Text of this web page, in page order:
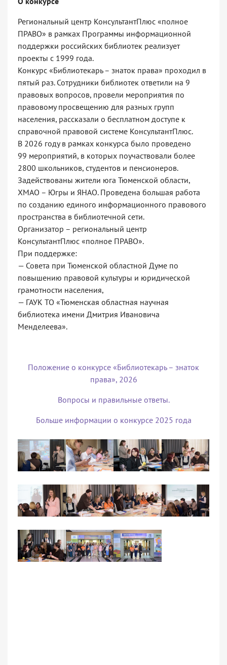
Региональный центр КонсультантПлюс «полное
ПРАВО» в рамках Программы информационной
поддержки российских библиотек реализует
проекты с 1999 года.
Конкурс «Библиотекарь – знаток права» проходил в
пятый раз. Сотрудники библиотек ответили на 9
правовых вопросов, провели мероприятия по
правовому просвещению для разных групп
населения, рассказали о бесплатном доступе к
справочной правовой системе КонсультантПлюс.
В 2026 году в рамках конкурса было проведено
99 мероприятий, в которых поучаствовали более
2800 школьников, студентов и пенсионеров.
Задействованы жители юга Тюменской области,
ХМАО – Югры и ЯНАО. Проведена большая работа
по созданию единого информационного правового
пространства в библиотечной сети.
Организатор – региональный центр
КонсультантПлюс «полное ПРАВО».
При поддержке:
— Совета при Тюменской областной Думе по
повышению правовой культуры и юридической
грамотности населения,
— ГАУК ТО «Тюменская областная научная
библиотека имени Дмитрия Ивановича
Менделеева».
Положение о конкурсе «Библиотекарь – знаток
права», 2026
Вопросы и правильные ответы.
Больше информации о конкурсе 2025 года